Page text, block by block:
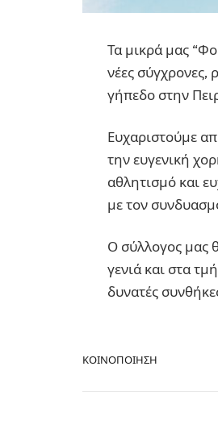
Τα μικρά μας
νέες σύγχρονες,
γήπεδο στην
Ευχαριστούμε
την ευγενική
αθλητισμό και
με τον
Ο σύλλογος μας
γενιά και στα
δυνατές
ΚΟΙΝΟΠΟΊΗΣΗ